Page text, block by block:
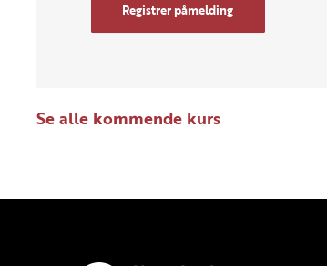
Registrer påmelding
Se alle kommende kurs